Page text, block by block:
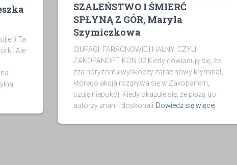
Ta
Ale
SZALEŃSTWO I ŚMIERĆ
SPŁYNĄ Z GÓR, Maryla
Szymiczkowa
CIUPAGI, FARAONOWIE I HALNY, CZYLI
ZAKOPANOPTIKON 02 Kiedy dowiaduję się, że
zza horyzontu wyskoczy zaraz nowy kryminał,
którego akcja rozgrywa się w Zakopanem,
czuję niepokój. Kiedy okazuje się, że piszą go
autorzy znani i doskonali Dowiedz się więcej